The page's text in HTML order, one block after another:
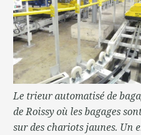
Le trieur automatisé de
de Roissy où les bagages
sur des chariots jaunes. Un